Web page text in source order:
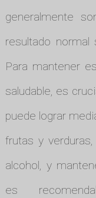
generalmente
resultado
Para mantener
saludable, es
puede lograr
frutas y
alcohol, y
es